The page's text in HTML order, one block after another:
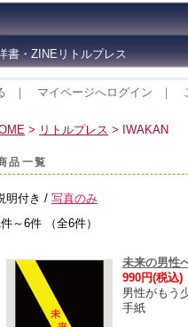
・ZINEリトルプレス
｜ マイページへログイン ｜
> リトルプレス > IWAKAN
品一覧
明付き / 写真のみ
～6件 （全6件）
未来の男性
990円(税込)
男性がもう
手紙